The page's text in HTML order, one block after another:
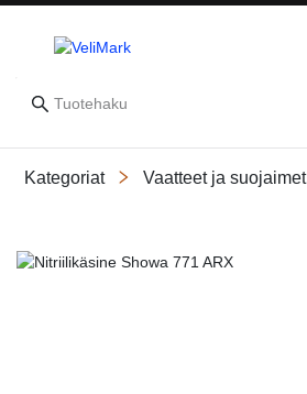
Kategoriat Vaatteet ja suojaimet
Slide 1 of 3